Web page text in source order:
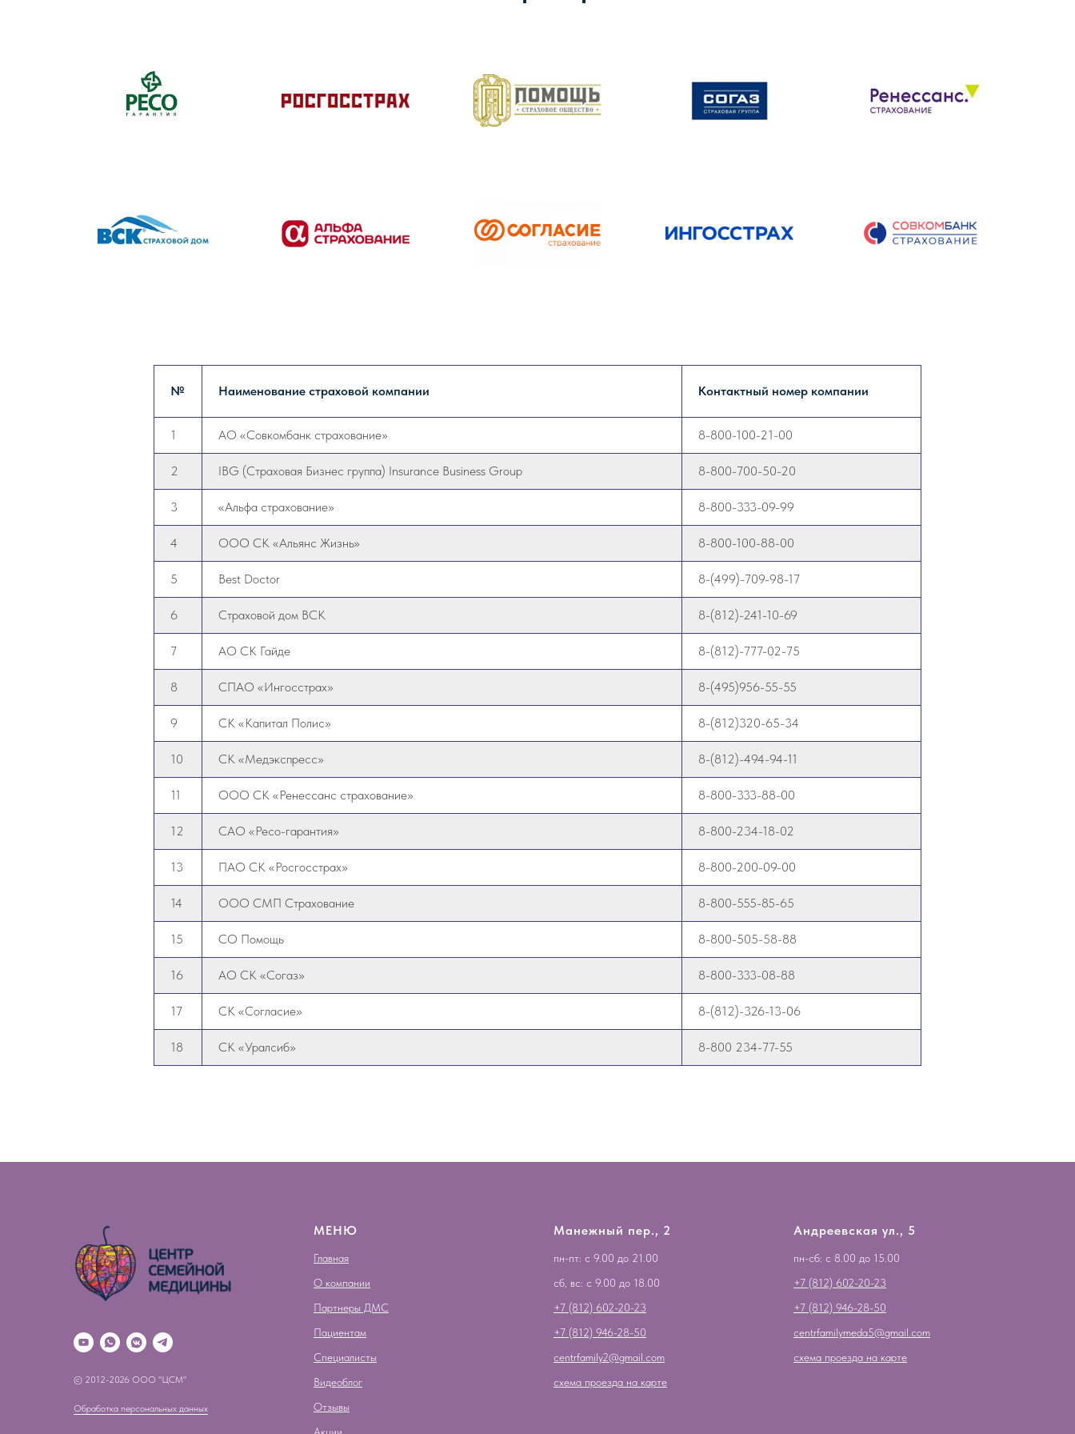
№ Наименование страховой компании Контактный номер компании
1 АО «Совкомбанк страхование» 8-800-100-21-00
2 IBG (Страховая Бизнес группа) Insurance Business Group 8-800-700-50-20
3 «Альфа страхование» 8-800-333-09-99
4 ООО СК «Альянс Жизнь» 8-800-100-88-00
5 Best Doctor 8-(499)-709-98-17
6 Страховой дом ВСК 8-(812)-241-10-69
7 АО СК Гайде 8-(812)-777-02-75
8 СПАО «Ингосстрах» 8-(495)956-55-55
9 СК «Капитал Полис» 8-(812)320-65-34
10 СК «Медэкспресс» 8-(812)-494-94-11
11 ООО СК «Ренессанс страхование» 8-800-333-88-00
12 САО «Ресо-гарантия» 8-800-234-18-02
13 ПАО СК «Росгосстрах» 8-800-200-09-00
14 ООО СМП Страхование 8-800-555-85-65
15 СО Помощь 8-800-505-58-88
16 АО СК «Согаз» 8-800-333-08-88
17 СК «Согласие» 8-(812)-326-13-06
18 СК «Уралсиб» 8-800 234-77-55
© 2012-2026 ООО "ЦСМ"
Обработка персональных данных
МЕНЮ
Главная
О компании
Партнеры ДМС
Пациентам
Специалисты
Видеоблог
Отзывы
Манежный пер., 2
пн-пт: с 9.00 до 21.00
сб, вс: с 9.00 до 18.00
+7 (812) 602-20-23
+7 (812) 946-28-50
centrfamily2@gmail.com
схема проезда на карте
Андреевская ул., 5
пн-сб: с 8.00 до 15.00
+7 (812) 602-20-23
+7 (812) 946-28-50
centrfamilymeda5@gmail.com
схема проезда на карте